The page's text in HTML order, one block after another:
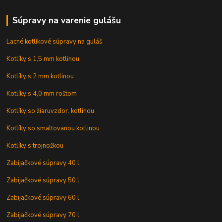
Súpravy na varenie gulášu
Lacné kotlíkové súpravy na guláš
Kotlíky s 1,5 mm kotlinou
Kotlíky s 2 mm kotlinou
Kotlíky s 4,0 mm roštom
Kotlíky so žiaruvzdor. kotlinou
Kotlíky so smaltovanou kotlinou
Kotlíky s trojnožkou
Zabijačkové súpravy 40 l
Zabijačkové súpravy 50 l
Zabijačkové súpravy 60 l
Zabijačkové súpravy 70 l